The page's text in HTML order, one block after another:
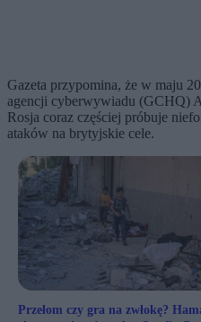
Gazeta przypomina, że w maju
agencji cyberwywiadu (GCHQ)
Rosja coraz częściej próbuje
ataków na brytyjskie cele.
Przełom czy gra na zwłokę?